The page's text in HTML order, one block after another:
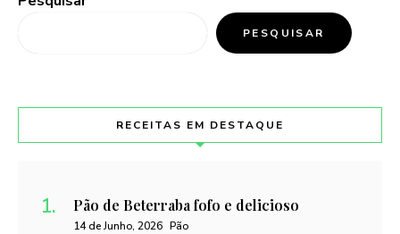
PESQUISAR
RECEITAS EM DESTAQUE
Pão de Beterraba fofo e delicioso
14 de Junho, 2026 Pão